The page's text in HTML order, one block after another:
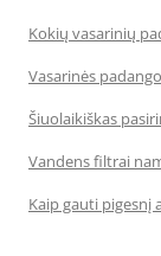
Kokių vasarinių
Vasarinės
Šiuolaikiškas
Vandens filtrai
Kaip gauti